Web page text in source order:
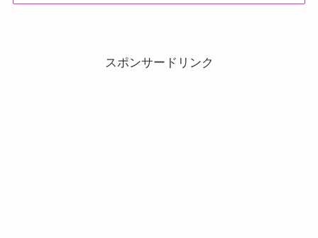
スポンサードリンク